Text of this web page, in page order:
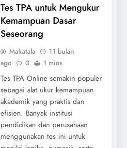
Tes TPA untuk Mengukur
Kemampuan Dasar
Seseorang
Makatala
11 bulan
ago
0 1 mins
Tes TPA Online semakin populer
sebagai alat ukur kemampuan
akademik yang praktis dan
efisien. Banyak institusi
pendidikan dan perusahaan
menggunakan tes ini untuk